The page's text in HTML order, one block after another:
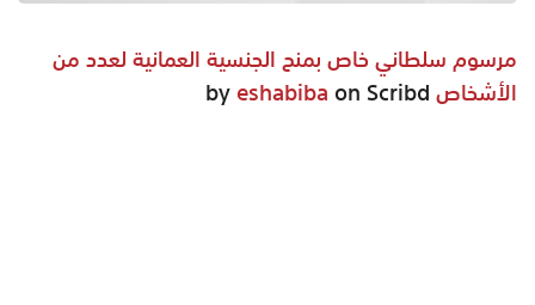
مرسوم سلطاني خاص بمنح الجنسية العمانية لعدد من
الأشخاص
eshabiba on Scribd